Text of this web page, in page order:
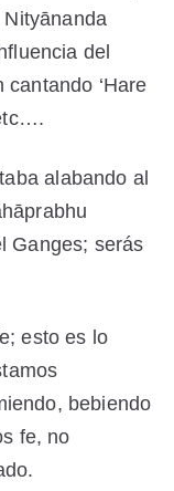
del
‘Hare
alabando al
Ganges; serás
esto es lo
bebiendo
fe, no